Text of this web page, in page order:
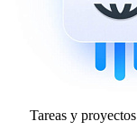
Tareas y proyectos